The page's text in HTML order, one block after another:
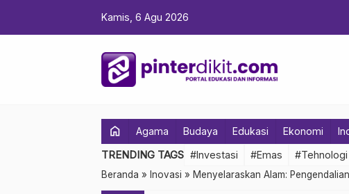
Kamis, 6 Agu 2026
home Agama Budaya Edukasi Ekonomi
TRENDING TAGS #Investasi #Emas #Tehnologi
Beranda » Inovasi » Menyelaraskan Alam: